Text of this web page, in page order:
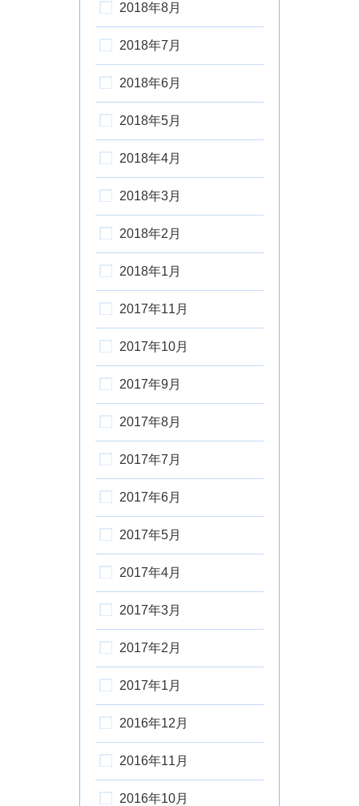
2018年8月
2018年7月
2018年6月
2018年5月
2018年4月
2018年3月
2018年2月
2018年1月
2017年11月
2017年10月
2017年9月
2017年8月
2017年7月
2017年6月
2017年5月
2017年4月
2017年3月
2017年2月
2017年1月
2016年12月
2016年11月
2016年10月